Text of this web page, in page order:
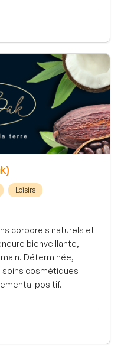
Loisirs
corporels naturels et
bienveillante,
Déterminée,
soins cosmétiques
positif.